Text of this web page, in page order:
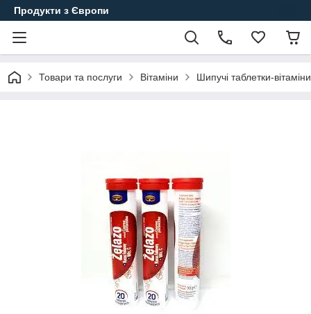
Продукти з Європи
Товари та послуги Вітаміни Шипучі таблетки-